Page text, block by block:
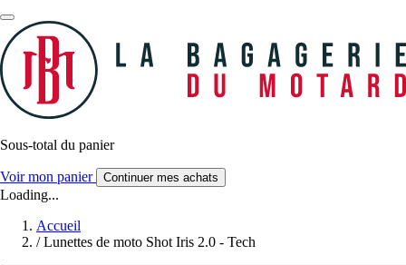
Sous-total du panier
Voir mon panier Continuer mes achats
Loading...
Accueil
/ Lunettes de moto Shot Iris 2.0 - Tech